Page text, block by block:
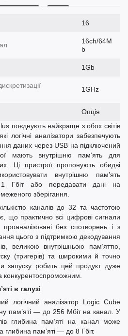
16
16ch/64M
b
1Gb
1GHz
Опція
поєднують найкраще з обох світів
логічні аналізатори забезпечують
даних через USB на підключений
мають внутрішню пам’ять для
Ці пристрої пропонують обидві
внутрішню пам’ять
Гбіт або передавати дані на
зберігання.
каналів до 32 та частотою
що практично всі цифрові сигнали
без спотворень і з
цього з підтримкою декодування
великою внутрішньою пам’яттю,
(тригерів) та широкими й точно
запуску робить цей продукт дуже
конкурентоспроможним.
в галузі
логічний аналізатор Logic Cube
пам’яті — до 256 Мбіт на канал. У
глибина пам’яті на канал може
глибина пам’яті — до 8 Гбіт.